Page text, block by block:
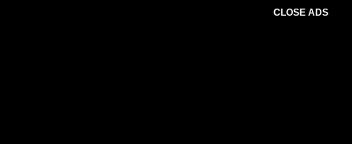
CLOSE ADS